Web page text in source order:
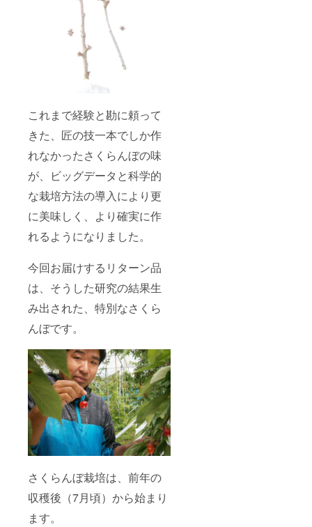
これまで経験と勘に頼って
きた、匠の技一本でしか作
れなかったさくらんぼの味
が、ビッグデータと科学的
な栽培方法の導入により更
に美味しく、より確実に作
れるようになりました。
今回お届けするリターン品
は、そうした研究の結果生
み出された、特別なさくら
んぼです。
さくらんぼ栽培は、前年の
収穫後（7月頃）から始まり
ます。